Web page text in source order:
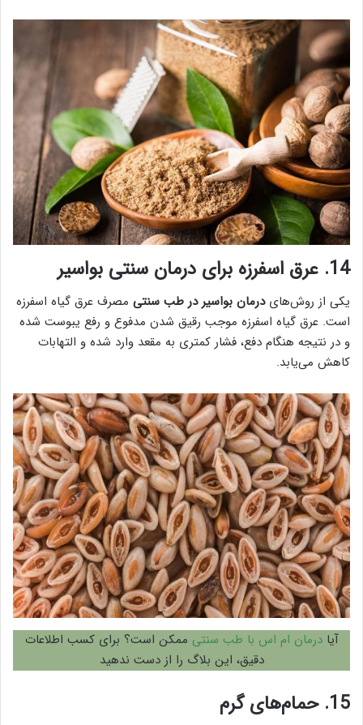
14. عرق اسفرزه برای درمان سنتی بواسیر
یکی از روش‌هایدرمان بواسیر در طب سنتی مصرف عرق گیاه اسفرزه
است. عرق گیاه اسفرزه موجب رقیق شدن مدفوع و رفع یبوست شده
و در نتیجه هنگام دفع، فشار کمتری به مقعد وارد شده و التهابات
کاهش می‌یابد.
آیادرمان ام اس با طب سنتی ممکن است؟ برای کسب اطلاعات
دقیق، این بلاگ را از دست ندهید
15. حمام‌های گرم